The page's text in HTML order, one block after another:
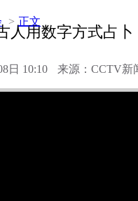
> 正文
人用数字方式占卜
日 10:10 来源：CCTV新